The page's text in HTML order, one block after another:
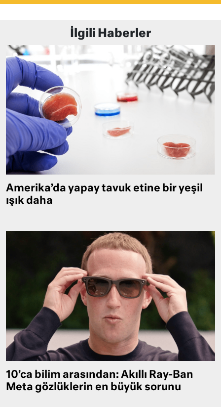
İlgili Haberler
Amerika’da yapay tavuk etine bir yeşil
ışık daha
10’ca bilim arasından: Akıllı Ray-Ban
Meta gözlüklerin en büyük sorunu